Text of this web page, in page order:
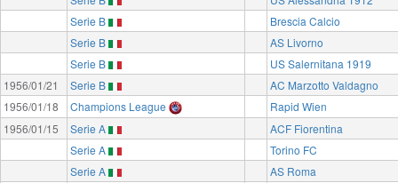
Serie B
Brescia Calcio
Serie B
AS Livorno
Serie B
US Salernitana 1919
1956/01/21
Serie B
AC Marzotto Valdagno
1956/01/18
Champions League
Rapid Wien
1956/01/15
Serie A
ACF Fiorentina
Serie A
Torino FC
Serie A
AS Roma